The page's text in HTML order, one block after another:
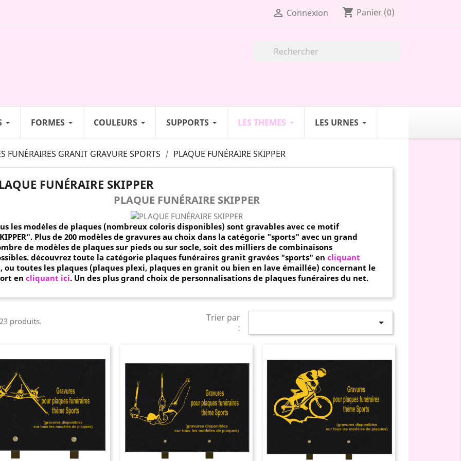
 Connexion shopping_cart Panier (0)
FORMES COULEURS SUPPORTS LES THEMES LES URNES
FUNÉRAIRES GRANIT GRAVURE SPORTS PLAQUE FUNÉRAIRE SKIPPER
FUNÉRAIRE SKIPPER
PLAQUE FUNÉRAIRE SKIPPER
les modèles de plaques (nombreux coloris disponibles) sont gravables avec ce motif
Plus de 200 modèles de gravures au choix dans la catégorie "sports" avec un grand
de modèles de plaques sur pieds ou sur socle, soit des milliers de combinaisons
découvrez toute la catégorie plaques funéraires granit gravées "sports" en cliquant
, ou toutes les plaques (plaques plexi, plaques en granit ou bien en lave émaillée) concernant le
en cliquant ici. Un des plus grand choix de personnalisations de plaques funéraires du net.
produits.
Trier par
:
